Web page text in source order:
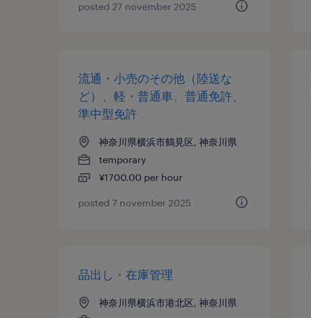
posted 27 november 2025
流通・小売のその他（陸送な
ど）、軽・普通車、普通免許、
準中型免許
神奈川県横浜市鶴見区, 神奈川県
temporary
¥1700.00 per hour
posted 7 november 2025
品出し・在庫管理
神奈川県横浜市港北区, 神奈川県